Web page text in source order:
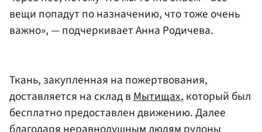
вещи попадут по назначению, что тоже очень
важно», — подчеркивает Анна Родичева.
Ткань, закупленная на пожертвования,
доставляется на склад вМытищах, который был
бесплатно предоставлен движению. Далее